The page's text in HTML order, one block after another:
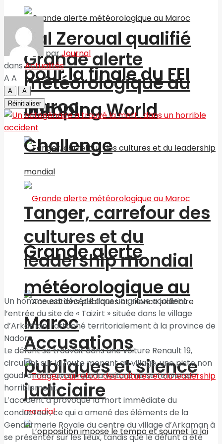
Grande alerte
météorologique au
Maroc
Tanger, carrefour des
cultures et du
leadership mondial
Accusations
publiques et silence
judiciaire
Nal Zeroual qualifié
pour la finale du FEI
Jumping World
Challenge
Grande alerte
météorologique au
Maroc
parJournal
dans Actualités
A A
A
A
Réinitialiser
Un homme est décédé dans un grave accident
l’entrée du site de « Taizirt » située dans le village
d’Arkaman, rattaché territorialement à la province de
Nador.
Le défunt se trouvait dans une voiture Renault 19,
circulant sur la route menant au village, une piste non
goudronnée, avant que la voiture ne se renverse
horriblement.
L’accident a provoqué la mort immédiate du
conducteur, ce qui a amené des éléments de la
Gendarmerie Royale du centre du village d’Arkaman à
se présenter sur les lieux, tandis que le défunt a été